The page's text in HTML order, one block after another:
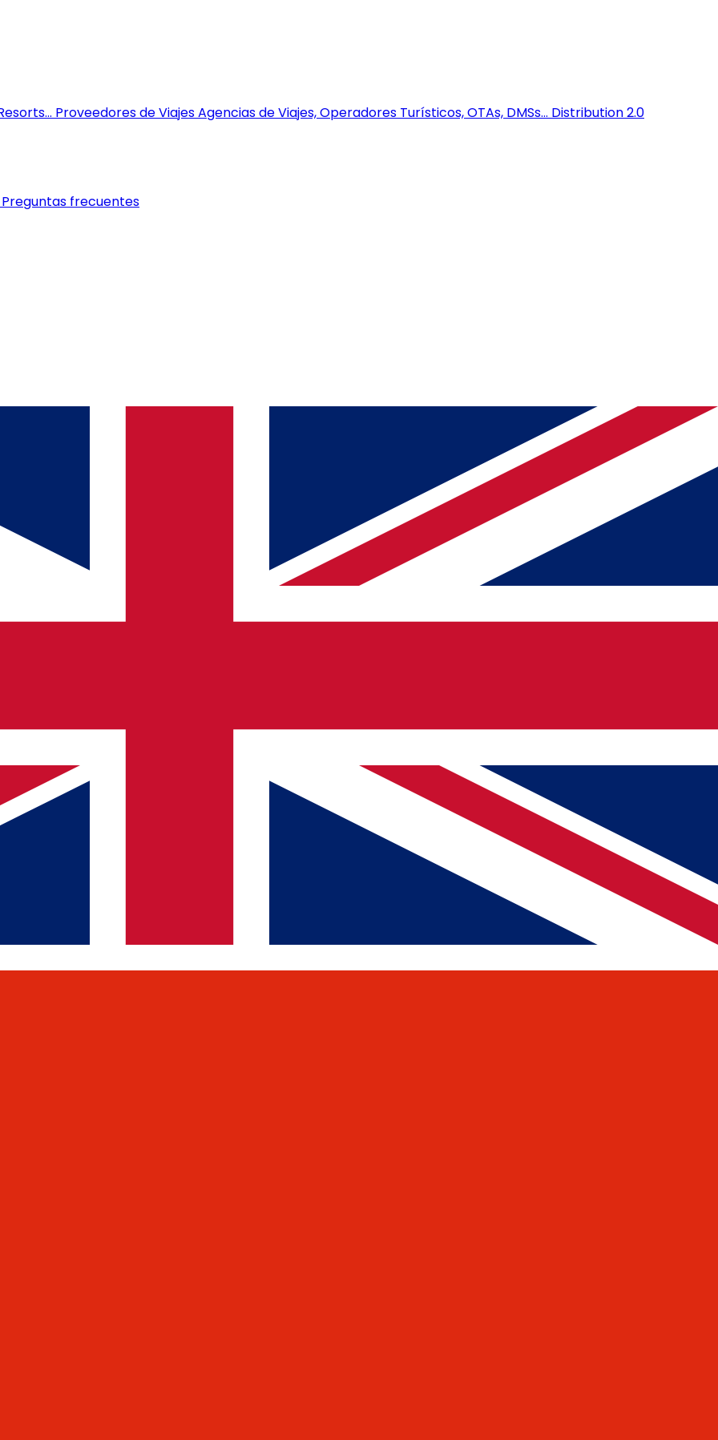
Proveedores de ViajesAgencias de Viajes, Operadores Turísticos, OTAs, DMSs... Distribution 2.0
Preguntas frecuentes